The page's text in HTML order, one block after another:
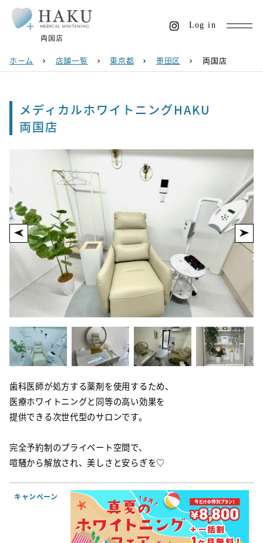
両国店
Log in
ホーム chevron_right 店舗一覧 chevron_right 東京都 chevron_right 墨田区 chevron_right 両国店
メディカルホワイトニングHAKU
両国店
歯科医師が処方する薬剤を使用するため、
医療ホワイトニングと同等の高い効果を
提供できる次世代型のサロンです。
完全予約制のプライベート空間で、
喧騒から解放され、美しさと安らぎを♡
キャンペーン